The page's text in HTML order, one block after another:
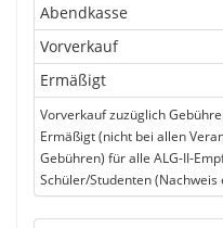
Abendkasse
Vorverkauf
Ermäßigt
Vorverkauf zuzüglich
Ermäßigt (nicht bei allen
Gebühren) für alle ALG-II-
Schüler/Studenten